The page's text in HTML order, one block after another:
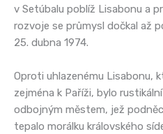
v Setúbalu poblíž Lisabonu a
rozvoje se průmysl dočkal až
25. dubna 1974.
Oproti uhlazenému Lisabonu,
zejména k Paříži, bylo
odbojným městem, jež
tepalo morálku královského